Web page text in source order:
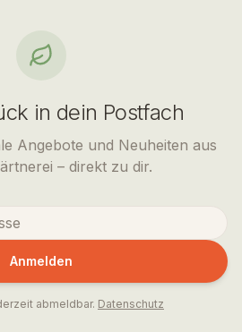
in dein Postfach
Angebote und Neuheiten aus
– direkt zu dir.
Anmelden
abmeldbar. Datenschutz